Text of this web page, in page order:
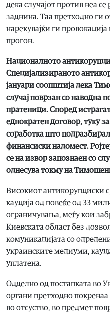
дека случајот против неа
заднина. Таа претходно ги
нарекувајќи ги
прогон.
Националното
Специјализираното
јануари соопштија дека
случај поврзан со наводна
пратеници. Според
еднократен договор, туку
соработка што
финансиски надомест.
се на извор запознаен со
однесува токму на
Високиот антикорупциски
кауција од повеќе од 33
ограничувања, меѓу кои
Киевската област без
комуникацијата со
украинските медиуми,
уплатена.
Одделно од постапката во
органи претходно
во отсуство, во предмет